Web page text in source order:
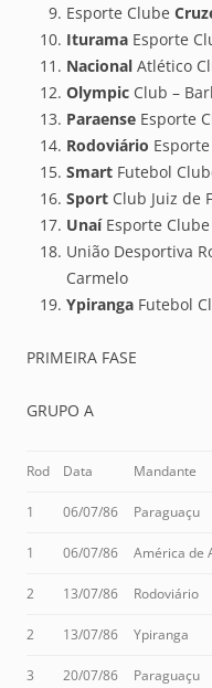
Esporte Clube
Iturama Esporte
Nacional Atlético
Olympic Club –
Paraense Esporte
Rodoviário
Smart Futebol
Sport Club Juiz de
UnaíEsporte Clube
União Desportiva
Carmelo
Ypiranga Futebol
PRIMEIRA FASE
GRUPO A
Rod Data Mandante
1 06/07/86 Paraguaçu
1 06/07/86 América de
2 13/07/86 Rodoviário
2 13/07/86 Ypiranga
3 20/07/86 Paraguaçu